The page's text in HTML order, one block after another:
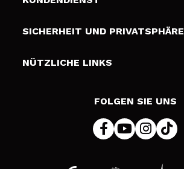
Geschenkkarten
Liefer- und Versandkosten
Zahlung
SICHERHEIT UND PRIVATSPHÄRE
Bedingungen und Datenschutz
NÜTZLICHE LINKS
FOLGEN SIE UNS